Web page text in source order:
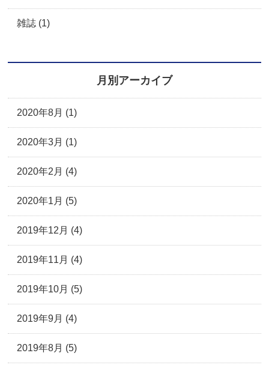
雑誌 (1)
月別アーカイブ
2020年8月 (1)
2020年3月 (1)
2020年2月 (4)
2020年1月 (5)
2019年12月 (4)
2019年11月 (4)
2019年10月 (5)
2019年9月 (4)
2019年8月 (5)